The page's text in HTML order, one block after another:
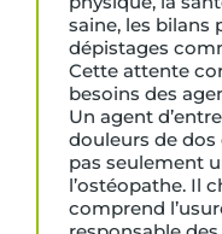
saine, les bilans
dépistages
Cette attente
besoins des
Un agent
douleurs de
pas seulement
l’ostéopathe. Il
comprend